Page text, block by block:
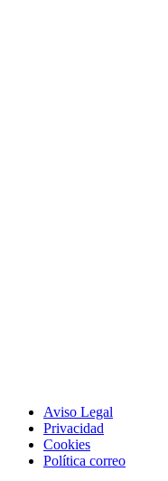
Aviso Legal
Privacidad
Cookies
Política correo